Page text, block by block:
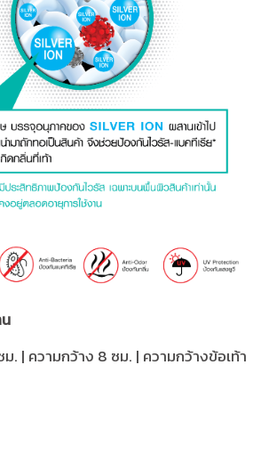
ม. | ความกว้าง 8 ซม. | ความกว้างข้อเท้า